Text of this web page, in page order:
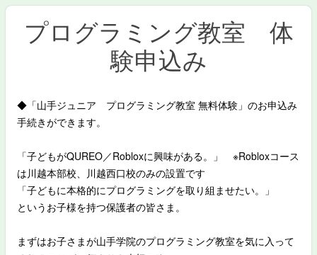
プログラミング教室 体
験申込み
◆「山手ジュニア プログラミング教室 無料体験」のお申込み
手続きができます。
「子どもがQUREO／Robloxに興味がある。」 ※Robloxコース
は川越本部校、川越西口校のみの設置です
「子どもに本格的にプログラミングを取り組ませたい。」
というお子様を持つ保護者の皆さま。
まずはお子さまが山手学院のプログラミング教室を気に入って